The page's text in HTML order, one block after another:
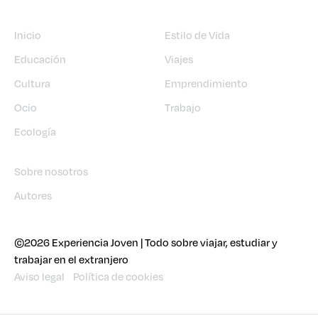
Inicio
Educación
Cultura
Ocio
Ecología
Estilo de Vida
Viajes
Emprendimiento
Trabajo
Sobre nosotros
Autores
©2026 Experiencia Joven | Todo sobre viajar, estudiar y
trabajar en el extranjero
Aviso legal
Política de cookies